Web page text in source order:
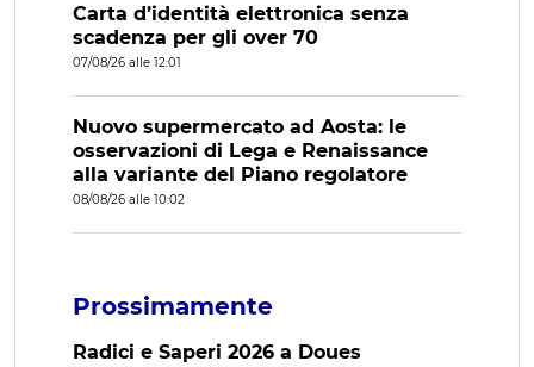
Carta d’identità elettronica senza
scadenza per gli over 70
07/08/26 alle 12:01
Nuovo supermercato ad Aosta: le
osservazioni di Lega e Renaissance
alla variante del Piano regolatore
08/08/26 alle 10:02
Prossimamente
Radici e Saperi 2026 a Doues